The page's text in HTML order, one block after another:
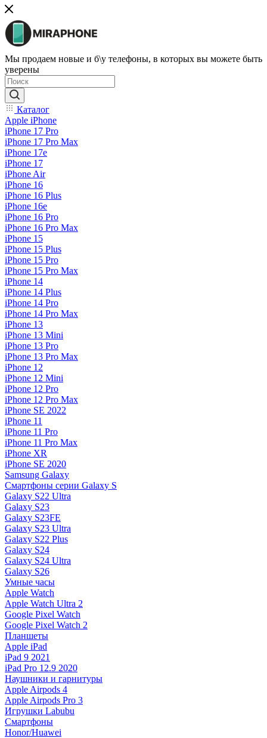
Мы продаем новые и б\у телефоны, в которых вы можете быть
уверены
Каталог
Apple iPhone
iPhone 17 Pro
iPhone 17 Pro Max
iPhone 17e
iPhone 17
iPhone Air
iPhone 16
iPhone 16 Plus
iPhone 16e
iPhone 16 Pro
iPhone 16 Pro Max
iPhone 15
iPhone 15 Plus
iPhone 15 Pro
iPhone 15 Pro Max
iPhone 14
iPhone 14 Plus
iPhone 14 Pro
iPhone 14 Pro Max
iPhone 13
iPhone 13 Mini
iPhone 13 Pro
iPhone 13 Pro Max
iPhone 12
iPhone 12 Mini
iPhone 12 Pro
iPhone 12 Pro Max
iPhone SE 2022
iPhone 11
iPhone 11 Pro
iPhone 11 Pro Max
iPhone XR
iPhone SE 2020
Samsung Galaxy
Смартфоны серии Galaxy S
Galaxy S22 Ultra
Galaxy S23
Galaxy S23FE
Galaxy S23 Ultra
Galaxy S22 Plus
Galaxy S24
Galaxy S24 Ultra
Galaxy S26
Умные часы
Apple Watch
Apple Watch Ultra 2
Google Pixel Watch
Google Pixel Watch 2
Планшеты
Apple iPad
iPad 9 2021
iPad Pro 12.9 2020
Наушники и гарнитуры
Apple Airpods 4
Apple Airpods Pro 3
Игрушки Labubu
Смартфоны
Honor/Huawei